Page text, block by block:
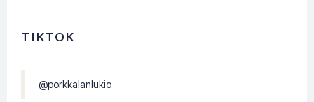
TIKTOK
@porkkalanlukio